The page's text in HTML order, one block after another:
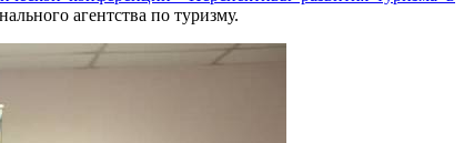
агентства по туризму.